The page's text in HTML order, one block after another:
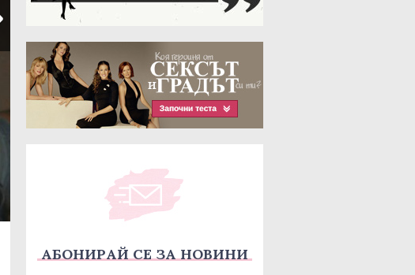
АБОНИРАЙ СЕ ЗА НОВИНИ